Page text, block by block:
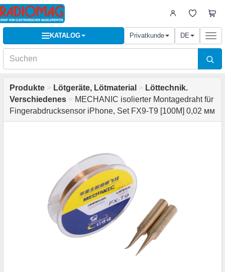
KATALOG Privatkunde DE
Produkte > Lötgeräte, Lötmaterial > Löttechnik.
Verschiedenes > MECHANIC isolierter Montagedraht für
Fingerabdrucksensor iPhone, Set FX9-T9 [100M] 0,02 мм